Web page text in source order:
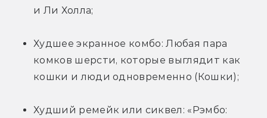
и Ли Холла;
Худшее экранное комбо: Любая пара
комков шерсти, которые выглядит как
кошки и люди одновременно (Кошки);
Худший ремейк или сиквел: «Рэмбо: